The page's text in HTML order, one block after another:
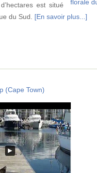
est situé
du Sud. [En savoir plus...]
(Cape Town)